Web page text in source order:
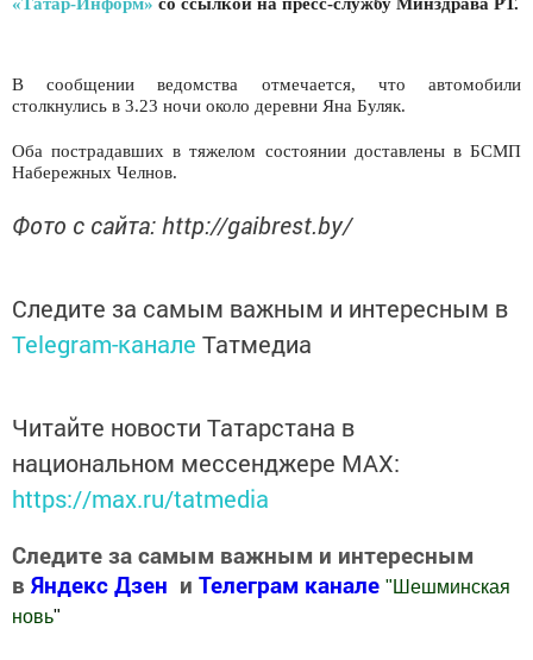
В сообщении ведомства отмечается, что автомобили
столкнулись в 3.23 ночи около деревни Яна Буляк.
Оба пострадавших в тяжелом состоянии доставлены в БСМП
Набережных Челнов.
Фото с сайта: http://gaibrest.by/
Следите за самым важным и интересным в
Telegram-канале Татмедиа
Читайте новости Татарстана в
национальном мессенджере MАХ:
https://max.ru/tatmedia
Следите за самым важным и интересным
в Яндекс Дзен и Телеграм канале " Шешминская
новь"